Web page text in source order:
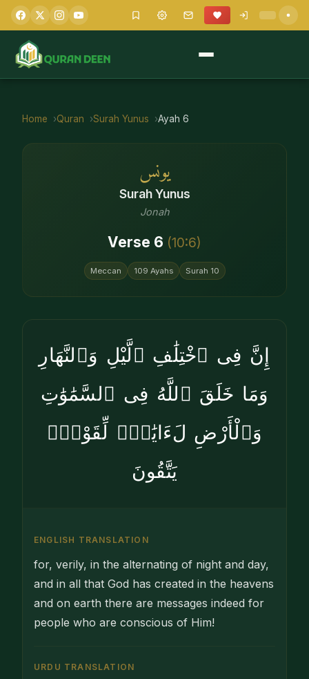
Home Quran Surah Yunus Ayah 6
يونس
SurahYunus
Jonah
Verse 6 (10:6)
Meccan 109 Ayahs Surah 10
إِنَّ فِى ٱخْتِلَٰفِ ٱلَّيْلِ وَٱلنَّهَارِ
وَمَا خَلَقَ ٱللَّهُ فِى ٱلسَّمَٰوَٰتِ
وَٱلْأَرْضِ لَءَايَٰتٍۢ لِّقَوْمٍۢ
يَتَّقُونَ
ENGLISH TRANSLATION
for, verily, in the alternating of night and day,
and in all that God has created in the heavens
and on earth there are messages indeed for
people who are conscious of Him!
URDU TRANSLATION